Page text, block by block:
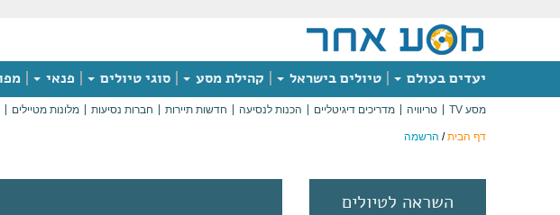
יעדים בעולם טיולים בישראל קהילת מסע סוגי טיולים פנאי
מסע TV טריוויה מדריכים דיגיטליים הכנות לנסיעה חדשות תיירות חברות נסיעות מלונות מטיילים
דף הבית/ הרשמה
השראה לטיולים